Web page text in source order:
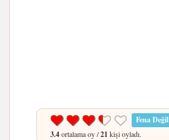
Fena Değil
3.4ortalama oy /21 kişi oyladı.